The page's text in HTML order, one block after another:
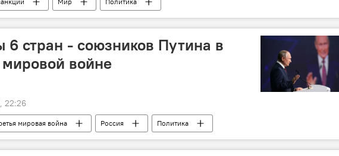
6 стран - союзников Путина в
мировой войне
22:26
мировая война Россия Политика